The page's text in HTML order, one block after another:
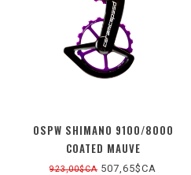
OSPW SHIMANO 9100/8000
COATED MAUVE
923,00$CA 507,65$CA